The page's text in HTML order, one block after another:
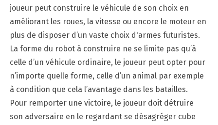
joueur peut construire le véhicule de son choix en
améliorant les roues, la vitesse ou encore le moteur en
plus de disposer d’un vaste choix d'armes futuristes.
La forme du robot à construire ne se limite pas qu’à
celle d’un véhicule ordinaire, le joueur peut opter pour
n’importe quelle forme, celle d’un animal par exemple
à condition que cela l’avantage dans les batailles.
Pour remporter une victoire, le joueur doit détruire
son adversaire en le regardant se désagréger cube